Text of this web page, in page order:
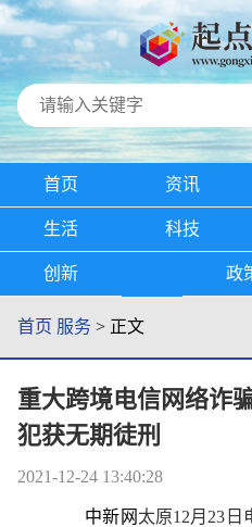
首页 资讯
生活 科技
创新 政
首页 服务 > 正文
重大跨境电信网络诈
犯获无期徒刑
2021-12-24 13:40:28
中新网 太原12月23日